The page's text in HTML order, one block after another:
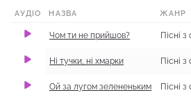
АУДІО НАЗВА ЖАНР
Чом ти не прийшов?
Ні тучки, ні хмарки
Ой за лугом зелененьким